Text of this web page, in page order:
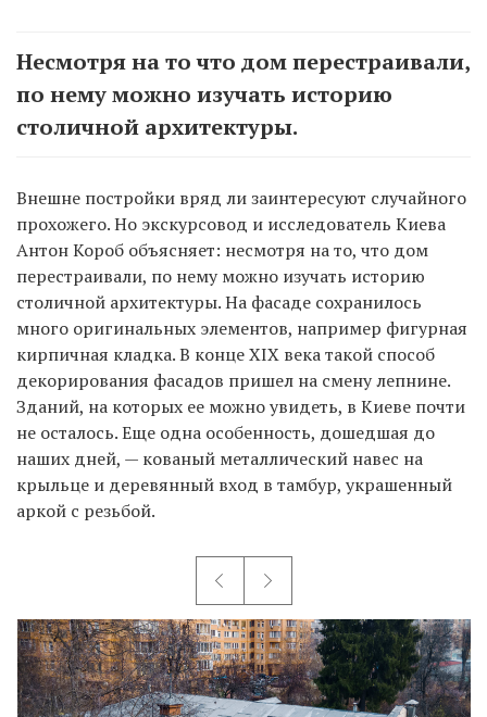
Несмотря на то что дом перестраивали,
по нему можно изучать историю
столичной архитектуры.
Внешне постройки вряд ли заинтересуют случайного
прохожего. Но экскурсовод и исследователь Киева
Антон Короб объясняет: несмотря на то, что дом
перестраивали, по нему можно изучать историю
столичной архитектуры. На фасаде сохранилось
много оригинальных элементов, например фигурная
кирпичная кладка. В конце XIX века такой способ
декорирования фасадов пришел на смену лепнине.
Зданий, на которых ее можно увидеть, в Киеве почти
не осталось. Еще одна особенность, дошедшая до
наших дней, — кованый металлический навес на
крыльце и деревянный вход в тамбур, украшенный
аркой с резьбой.